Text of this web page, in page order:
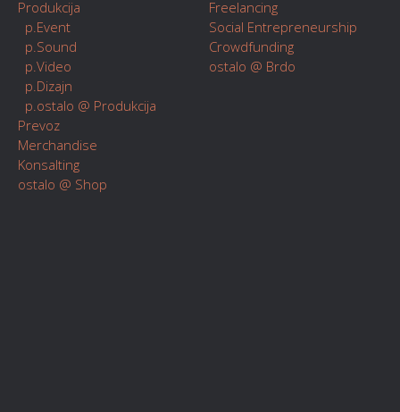
Produkcija
p.Event
p.Sound
p.Video
p.Dizajn
p.ostalo @ Produkcija
Prevoz
Merchandise
Konsalting
ostalo @ Shop
Freelancing
Social Entrepreneurship
Crowdfunding
ostalo @ Brdo